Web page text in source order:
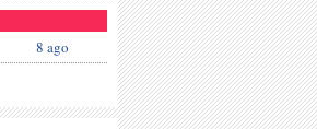
8 ago